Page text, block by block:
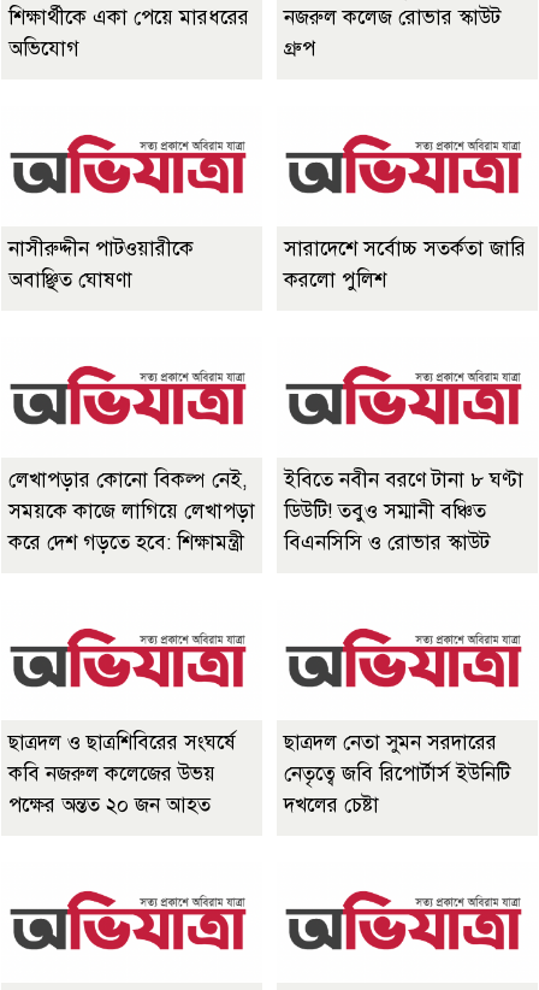
শিক্ষার্থীকে একা পেয়ে মারধরের
অভিযোগ
নজরুল কলেজ রোভার স্কাউট
গ্রুপ
নাসীরুদ্দীন পাটওয়ারীকে
অবাঞ্ছিত ঘোষণা
সারাদেশে সর্বোচ্চ সতর্কতা জারি
করলো পুলিশ
লেখাপড়ার কোনো বিকল্প নেই,
সময়কে কাজে লাগিয়ে লেখাপড়া
করে দেশ গড়তে হবে: শিক্ষামন্ত্রী
ইবিতে নবীন বরণে টানা ৮ ঘণ্টা
ডিউটি! তবুও সম্মানী বঞ্চিত
বিএনসিসি ও রোভার স্কাউট
ছাত্রদল ও ছাত্রশিবিরের সংঘর্ষে
কবি নজরুল কলেজের উভয়
পক্ষের অন্তত ২০ জন আহত
ছাত্রদল নেতা সুমন সরদারের
নেতৃত্বে জবি রিপোর্টার্স ইউনিটি
দখলের চেষ্টা